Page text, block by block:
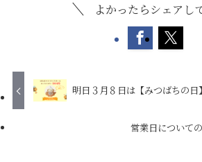
よかったらシェアし
明日３月８日は【みつばちの日
営業日について